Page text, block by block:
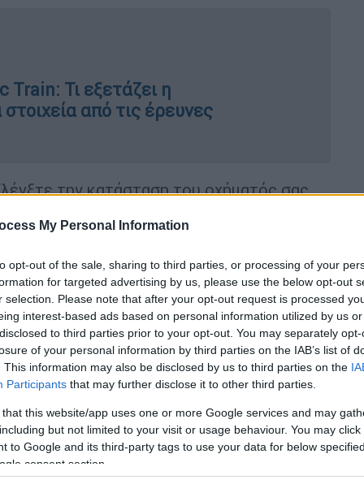
My Personal Information
opt-out of the sale, sharing to third parties, or processing of your
for targeted advertising by us, please use the below opt-out
selection. Please note that after your opt-out request is processed
interest-based ads based on personal information utilized by us
to third parties prior to your opt-out. You may separately
of your personal information by third parties on the IAB’s list of
This information may also be disclosed by us to third parties on the
Participants that may further disclose it to other third parties.
that this website/app uses one or more Google services and may
but not limited to your visit or usage behaviour. You may
to Google and its third-party tags to use your data for below
consent section.
Τι εξετάζει η
από τις έρευνες
την κατάσταση του οχήματός σας
έχετε ξεκουραστεί επαρκώς.
Η υπερβολική ταχύτητα είναι ένας από
ατυχημάτων.
ή ναρκωτικών ουσιών: Εάν έχετε
άλλον να οδηγήσει ή χρησιμοποιήστε
τη χρήση κινητού τηλεφώνου
να αποσπάσουν την προσοχή σας από την
ζώνη ασφαλείας σώζει ζωές.
ποδηλάτες: Δώστε προτεραιότητα στους
με προσοχή κοντά τους.
για μεγάλο χρονικό διάστημα, κάντε